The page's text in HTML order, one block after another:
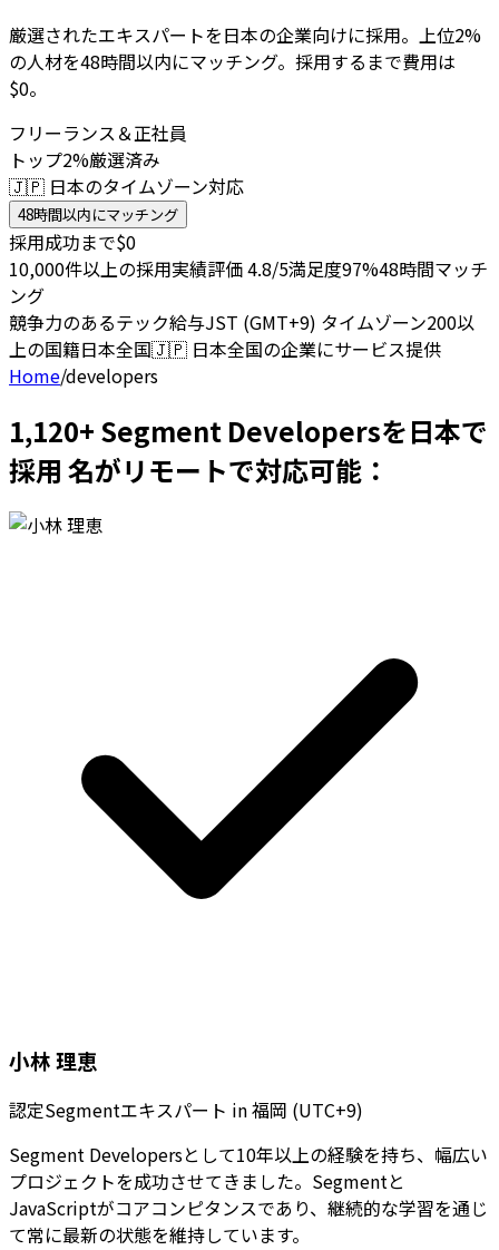
厳選されたエキスパートを日本の企業向けに採用。上位2%
の人材を48時間以内にマッチング。採用するまで費用は
$0。
フリーランス＆正社員
トップ2%厳選済み
🇯🇵 日本のタイムゾーン対応
48時間以内にマッチング
採用成功まで$0
10,000件以上の採用実績評価 4.8/5満足度97%48時間マッチ
ング
競争力のあるテック給与JST (GMT+9) タイムゾーン200以
上の国籍日本全国🇯🇵 日本全国の企業にサービス提供
Home/developers
1,120+ Segment Developersを日本で
採用 名がリモートで対応可能：
小林 理恵
認定Segmentエキスパート in福岡 (UTC+9)
Segment Developersとして10年以上の経験を持ち、幅広い
プロジェクトを成功させてきました。Segmentと
JavaScriptがコアコンピタンスであり、継続的な学習を通じ
て常に最新の状態を維持しています。